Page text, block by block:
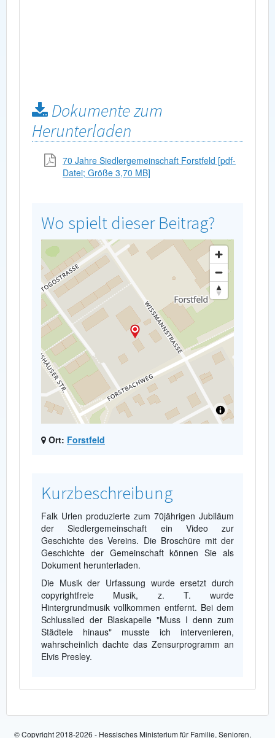
Dokumente zum
Herunterladen
70 Jahre Siedlergemeinschaft Forstfeld [pdf-
Datei; Größe 3,70 MB]
Wo spielt dieser Beitrag?
Ort: Forstfeld
Kurzbeschreibung
Falk Urlen produzierte zum 70jährigen Jubiläum
der Siedlergemeinschaft ein Video zur
Geschichte des Vereins. Die Broschüre mit der
Geschichte der Gemeinschaft können Sie als
Dokument herunterladen.
Die Musik der Urfassung wurde ersetzt durch
copyrightfreie Musik, z. T. wurde
Hintergrundmusik vollkommen entfernt. Bei dem
Schlusslied der Blaskapelle "Muss I denn zum
Städtele hinaus" musste ich intervenieren,
wahrscheinlich dachte das Zensurprogramm an
Elvis Presley.
© Copyright 2018-2026 - Hessisches Ministerium für Familie, Senioren,